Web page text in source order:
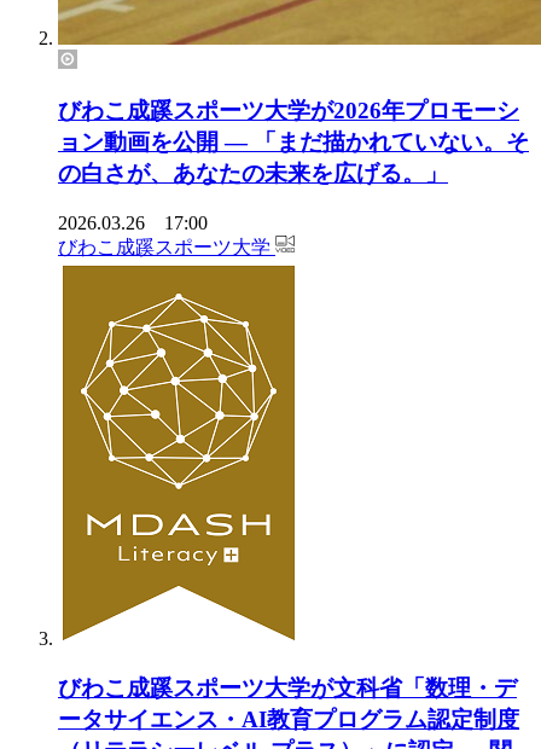
びわこ成蹊スポーツ大学が2026年プロモーシ
ョン動画を公開 ― 「まだ描かれていない。そ
の白さが、あなたの未来を広げる。」
2026.03.26 17:00
びわこ成蹊スポーツ大学
びわこ成蹊スポーツ大学が文科省「数理・デ
ータサイエンス・AI教育プログラム認定制度